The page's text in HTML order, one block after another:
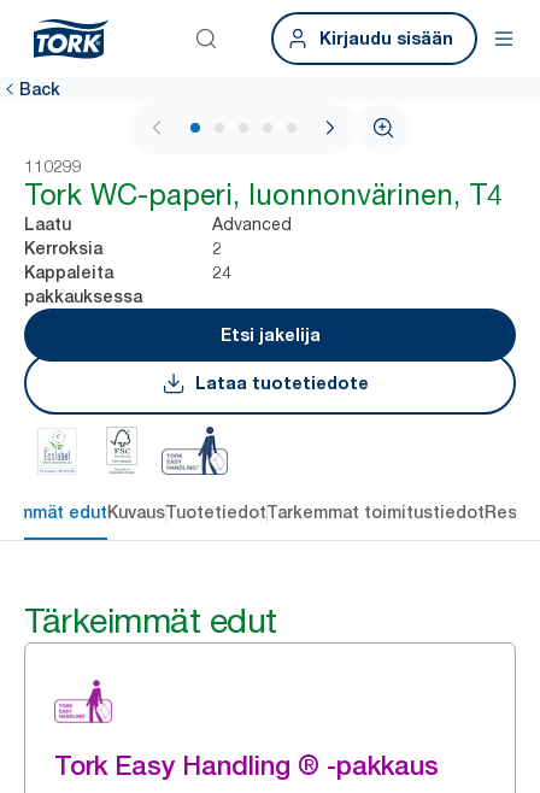
Kirjaudu sisään
Back
1 / 6
110299
Tork WC-paperi, luonnonvärinen, T4
Laatu Advanced
Kerroksia 2
Kappaleita
pakkauksessa
24
Etsi jakelija
Lataa tuotetiedote
edutKuvausTuotetiedotTarkemmat toimitustiedot
Tärkeimmät edut
Tork Easy Handling ® -pakkaus